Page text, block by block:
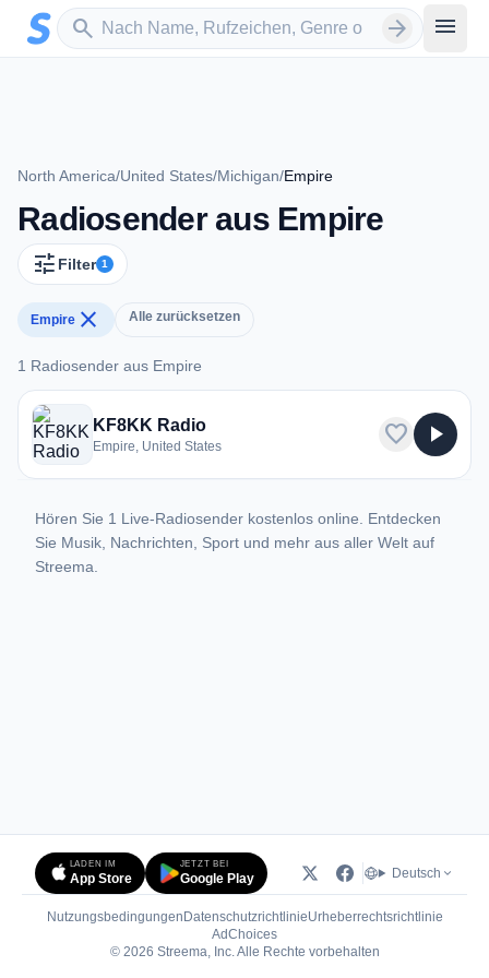
Zum Hauptinhalt springen
search
Sender suchen arrow_forward menu
North America/United States/Michigan/Empire
Radiosender aus Empire
tune Filter 1
Empire close Alle zurücksetzen
1 Radiosender aus Empire
1 Radiosender aus Empire
KF8KK Radio
Empire, United States favorite play_arrow
Hören Sie 1 Live-Radiosender kostenlos online. Entdecken
Sie Musik, Nachrichten, Sport und mehr aus aller Welt auf
Streema.
LADEN IM
App Store
JETZT BEI
Google Play Deutsch
Nutzungsbedingungen DatenschutzrichtlinieUrheberrechtsrichtlinie
AdChoices(öffnet in neuem Tab)
© 2026 Streema, Inc. Alle Rechte vorbehalten